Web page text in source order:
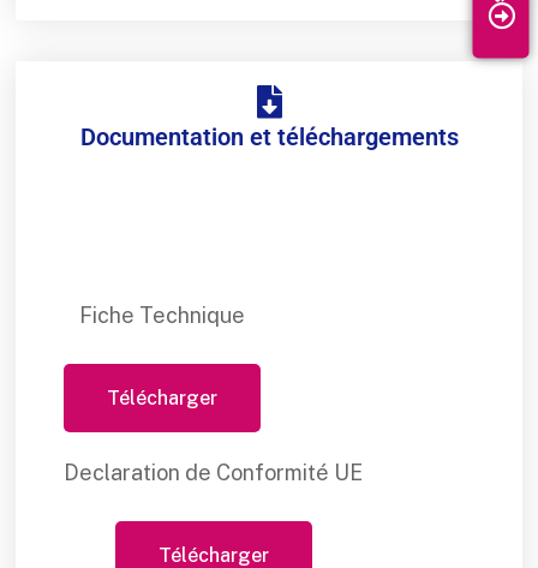
Documentation et téléchargements
Fiche Technique
Télécharger
Declaration de Conformité UE
Télécharger